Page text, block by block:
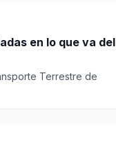
en lo que va del
Terrestre de